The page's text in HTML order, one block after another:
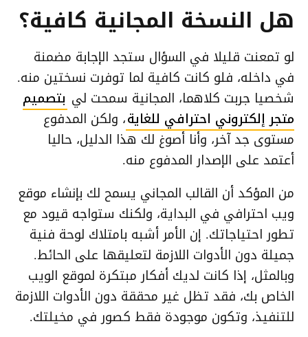
هل النسخة المجانية كافية؟
لو تمعنت قليلا في السؤال ستجد الإجابة مضمنة
في داخله، فلو كانت كافية لما توفرت نسختين منه.
شخصيا جربت كلاهما، المجانية سمحت لي بتصميم
متجر إلكتروني احترافي للغاية، ولكن المدفوع
مستوى جد آخر، وأنا أصوغ لك هذا الدليل، حاليا
أعتمد على الإصدار المدفوع منه.
من المؤكد أن القالب المجاني يسمح لك بإنشاء موقع
ويب احترافي في البداية، ولكنك ستواجه قيود مع
تطور احتياجاتك. إن الأمر أشبه بامتلاك لوحة فنية
جميلة دون الأدوات اللازمة لتعليقها على الحائط.
وبالمثل، إذا كانت لديك أفكار مبتكرة لموقع الويب
الخاص بك، فقد تظل غير محققة دون الأدوات اللازمة
للتنفيذ، وتكون موجودة فقط كصور في مخيلتك.